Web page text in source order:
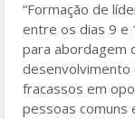
“Formação de
entre os dias 9 e
para abordagem
desenvolvimento
fracassos em
pessoas comuns